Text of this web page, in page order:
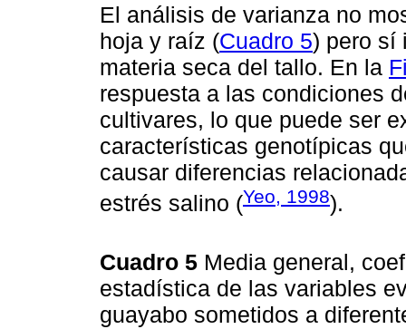
El análisis de varianza no
hoja y raíz (Cuadro 5) pero sí
materia seca del tallo. En la
respuesta a las condiciones
cultivares, lo que puede ser
características genotípicas
causar diferencias
estrés salino (Yeo, 1998).
Cuadro 5 Media general,
estadística de las variables
guayabo sometidos a